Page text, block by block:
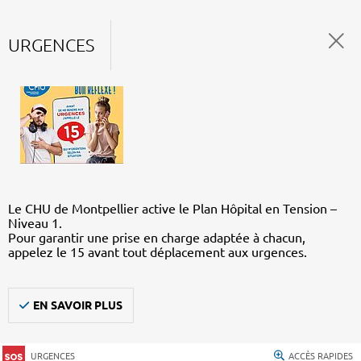
URGENCES
Le CHU de Montpellier active le Plan Hôpital en Tension –
Niveau 1.
Pour garantir une prise en charge adaptée à chacun,
appelez le 15 avant tout déplacement aux urgences.
EN SAVOIR PLUS
URGENCES ACCÈS RAPIDES